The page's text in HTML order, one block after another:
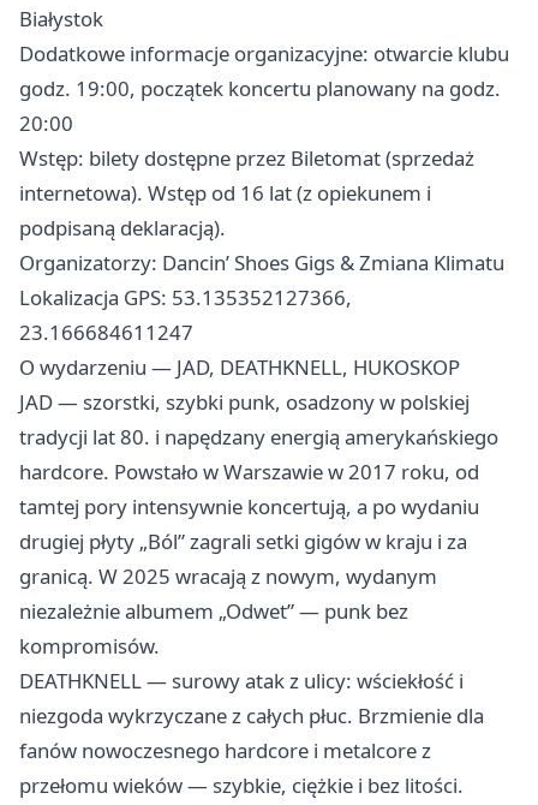
Białystok
Dodatkowe informacje organizacyjne: otwarcie klubu
godz. 19:00, początek koncertu planowany na godz.
20:00
Wstęp: bilety dostępne przez Biletomat (sprzedaż
internetowa). Wstęp od 16 lat (z opiekunem i
podpisaną deklaracją).
Organizatorzy: Dancin’ Shoes Gigs & Zmiana Klimatu
Lokalizacja GPS: 53.135352127366,
23.166684611247
O wydarzeniu — JAD, DEATHKNELL, HUKOSKOP
JAD — szorstki, szybki punk, osadzony w polskiej
tradycji lat 80. i napędzany energią amerykańskiego
hardcore. Powstało w Warszawie w 2017 roku, od
tamtej pory intensywnie koncertują, a po wydaniu
drugiej płyty „Ból” zagrali setki gigów w kraju i za
granicą. W 2025 wracają z nowym, wydanym
niezależnie albumem „Odwet” — punk bez
kompromisów.
DEATHKNELL — surowy atak z ulicy: wściekłość i
niezgoda wykrzyczane z całych płuc. Brzmienie dla
fanów nowoczesnego hardcore i metalcore z
przełomu wieków — szybkie, ciężkie i bez litości.